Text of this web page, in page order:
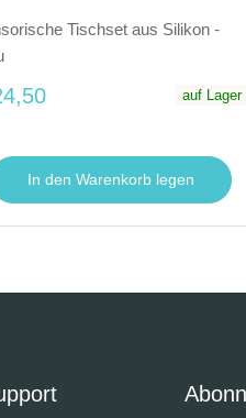
Tischset aus Silikon -
auf Lager
In den Warenkorb legen